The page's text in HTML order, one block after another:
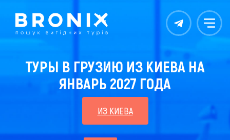
Контакты Меню
ТУРЫ В ГРУЗИЮ ИЗ КИЕВА НА
ЯНВАРЬ 2027 ГОДА
ИЗ КИЕВА